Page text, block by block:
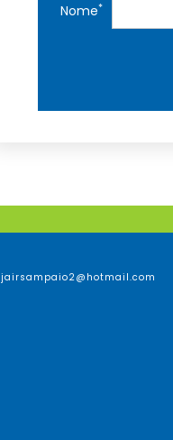
Nome*
jairsampaio2@hotmail.com